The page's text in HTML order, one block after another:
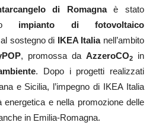
di Romagnaè stato
impianto di fotovoltaico
sostegno di IKEA Italianell’ambito
, promossa da AzzeroCO2
in
. Dopo i progetti realizzati
e Sicilia, l’impegno di IKEA Italia
energetica e nella promozione delle
in Emilia-Romagna.